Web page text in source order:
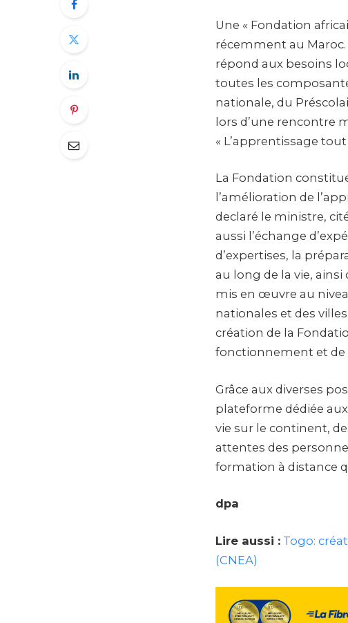
Une « Fondation
récemment au
répond aux besoins
toutes les
nationale, du
lors d’une rencontre
« L’apprentissage
La Fondation
l’amélioration de
declaré le ministre,
aussi l’échange
d’expertises, la
au long de la vie,
mis en œuvre au
nationales et des
création de la
fonctionnement et de
Grâce aux diverses
plateforme dédiée
vie sur le continent,
attentes des
formation à distance
dpa
Lire aussi : Togo:
(CNEA)